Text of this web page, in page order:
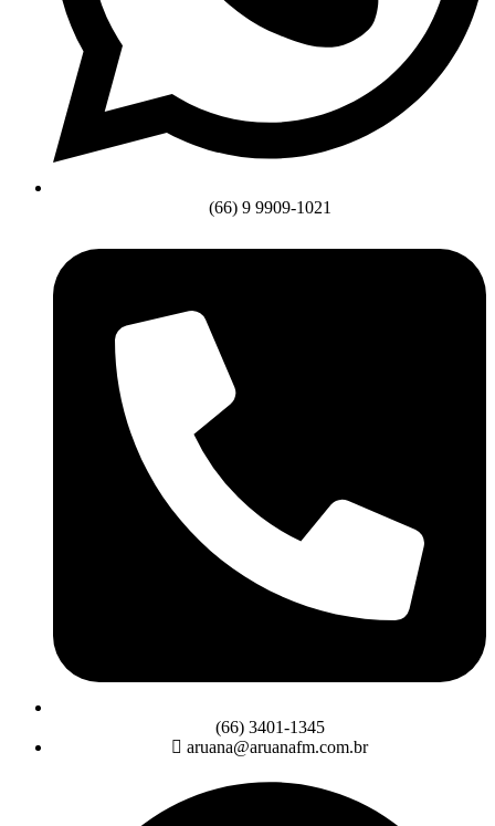
(66) 9 9909-1021
(66) 3401-1345
aruana@aruanafm.com.br